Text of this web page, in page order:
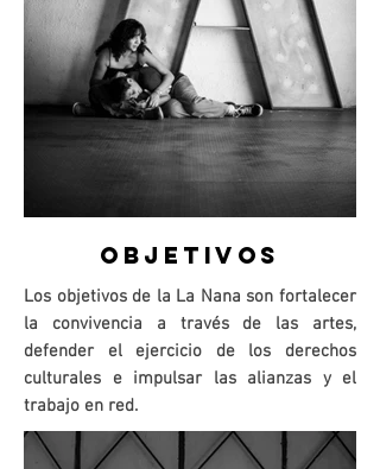
OBJETIVOS
Los objetivos de la La Nana son fortalecer
la convivencia a través de las artes,
defender el ejercicio de los derechos
culturales e impulsar las alianzas y el
trabajo en red.